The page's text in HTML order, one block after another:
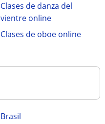
Clases de danza del
vientre online
Clases de oboe online
Brasil